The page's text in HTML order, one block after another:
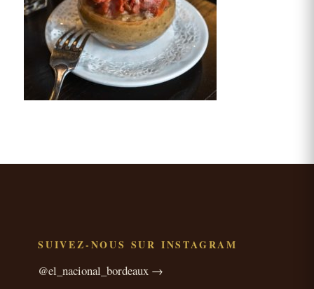
SUIVEZ-NOUS SUR INSTAGRAM
@el_nacional_bordeaux →